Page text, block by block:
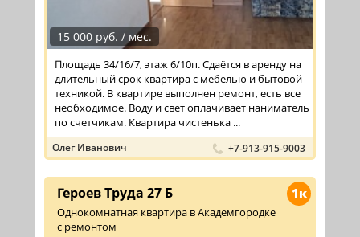
15 000 руб. / мес.
Площадь 34/16/7, этаж 6/10п. Сдаётся в аренду на
длительный срок квартира с мебелью и бытовой
техникой. В квартире выполнен ремонт, есть все
необходимое. Воду и свет оплачивает наниматель
по счетчикам. Квартира чистенька ...
Олег Иванович +7-913-915-9003
1к
Героев Труда 27 Б
Однокомнатная квартира в Академгородке
с ремонтом